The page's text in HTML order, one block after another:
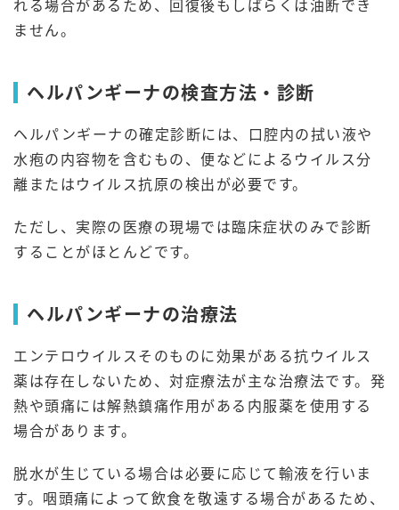
れる場合があるため、回復後もしばらくは油断でき
ません。
ヘルパンギーナの検査方法・診断
ヘルパンギーナの確定診断には、口腔内の拭い液や
水疱の内容物を含むもの、便などによるウイルス分
離またはウイルス抗原の検出が必要です。
ただし、実際の医療の現場では臨床症状のみで診断
することがほとんどです。
ヘルパンギーナの治療法
エンテロウイルスそのものに効果がある抗ウイルス
薬は存在しないため、対症療法が主な治療法です。発
熱や頭痛には解熱鎮痛作用がある内服薬を使用する
場合があります。
脱水が生じている場合は必要に応じて輸液を行いま
す。咽頭痛によって飲食を敬遠する場合があるため、